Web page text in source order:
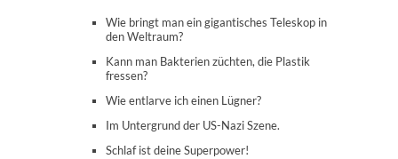
Wie bringt man ein gigantisches Teleskop in
den Weltraum?
Kann man Bakterien züchten, die Plastik
fressen?
Wie entlarve ich einen Lügner?
Im Untergrund der US-Nazi Szene.
Schlaf ist deine Superpower!